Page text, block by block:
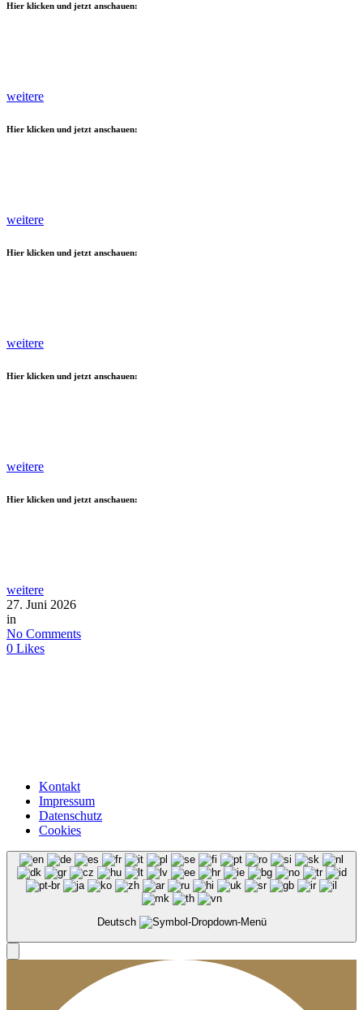
Hier klicken und jetzt anschauen:
weitere
Hier klicken und jetzt anschauen:
weitere
Hier klicken und jetzt anschauen:
weitere
Hier klicken und jetzt anschauen:
weitere
Hier klicken und jetzt anschauen:
weitere
27. Juni 2026
in
No Comments
0 Likes
Kontakt
Impressum
Datenschutz
Cookies
Deutsch